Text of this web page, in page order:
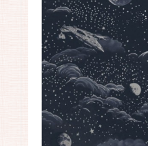
Длина рулона:10.05 .
Ширина рулона:0.53 .
Материал покрытия:
Страна:Великобритания
Материал основы:Флизелин
Раппорт:<>